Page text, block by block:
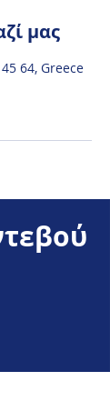
μας
64, Greece